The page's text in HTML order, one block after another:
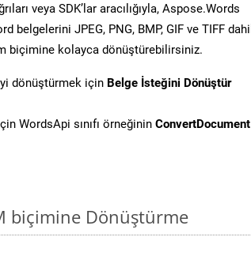
veya SDK’lar aracılığıyla, Aspose.Words
belgelerini JPEG, PNG, BMP, GIF ve TIFF dahil
biçimine kolayca dönüştürebilirsiniz.
dönüştürmek için Belge İsteğini Dönüştür
WordsApi sınıfı örneğinin ConvertDocument
biçimine Dönüştürme